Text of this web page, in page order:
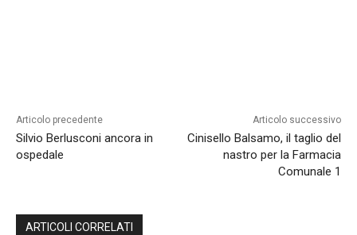
Articolo precedente
Silvio Berlusconi ancora in
ospedale
Articolo successivo
Cinisello Balsamo, il taglio del
nastro per la Farmacia
Comunale 1
ARTICOLI CORRELATI